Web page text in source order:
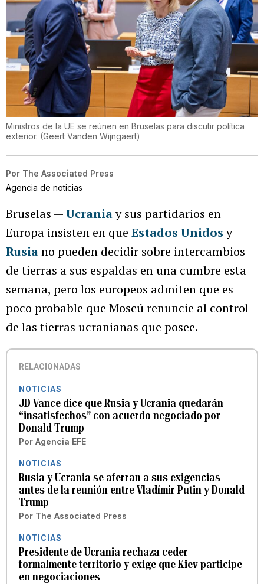
Ministros de la UE se reúnen en Bruselas para discutir política
exterior. (Geert Vanden Wijngaert)
Por The Associated Press
Agencia de noticias
Bruselas —Ucraniay sus partidarios en
Europa insisten en que Estados Unidosy
Rusiano pueden decidir sobre intercambios
de tierras a sus espaldas en una cumbre esta
semana, pero los europeos admiten que es
poco probable que Moscú renuncie al control
de las tierras ucranianas que posee.
RELACIONADAS
NOTICIAS
JD Vance dice que Rusia y Ucrania quedarán
“insatisfechos” con acuerdo negociado por
Donald Trump
Por Agencia EFE
NOTICIAS
Rusia y Ucrania se aferran a sus exigencias
antes de la reunión entre Vladímir Putin y Donald
Trump
Por The Associated Press
NOTICIAS
Presidente de Ucrania rechaza ceder
formalmente territorio y exige que Kiev participe
en negociaciones